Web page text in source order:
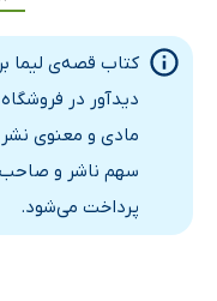
کتاب قصه‌ی لیما
دیدآور در
مادی و معنوی نشر
سهم ناشر و صاحب
پرداخت می‌شود.